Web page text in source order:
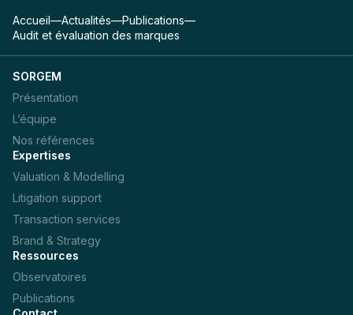
Accueil—Actualités—Publications—
Audit et évaluation des marques
SORGEM
Présentation
L’équipe
Nos références
Expertises
Valuation & Modelling
Litigation support
Transaction services
Brand & Strategy
Ressources
Observatoires
Publications